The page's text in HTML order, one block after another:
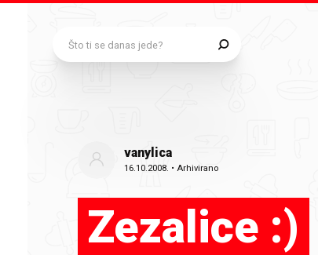
vanylica
16.10.2008. •Arhivirano
Zezalice :)
Što ti se danas jede?